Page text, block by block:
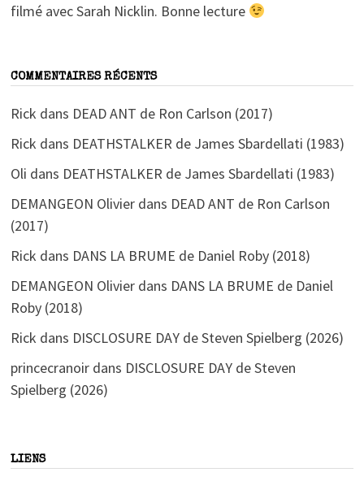
filmé avec Sarah Nicklin. Bonne lecture
COMMENTAIRES RÉCENTS
Rick dans DEAD ANT de Ron Carlson (2017)
Rick dans DEATHSTALKER de James Sbardellati (1983)
Oli dans DEATHSTALKER de James Sbardellati (1983)
DEMANGEON Olivierdans DEAD ANT de Ron Carlson
(2017)
Rick dans DANS LA BRUME de Daniel Roby (2018)
DEMANGEON Olivierdans DANS LA BRUME de Daniel
Roby (2018)
Rick dans DISCLOSURE DAY de Steven Spielberg (2026)
princecranoirdans DISCLOSURE DAY de Steven
Spielberg (2026)
LIENS